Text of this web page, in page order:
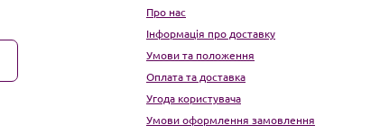
Про нас
Інформація про доставку
Умови та положення
Оплата та доставка
Угода користувача
Умови оформлення замовлення